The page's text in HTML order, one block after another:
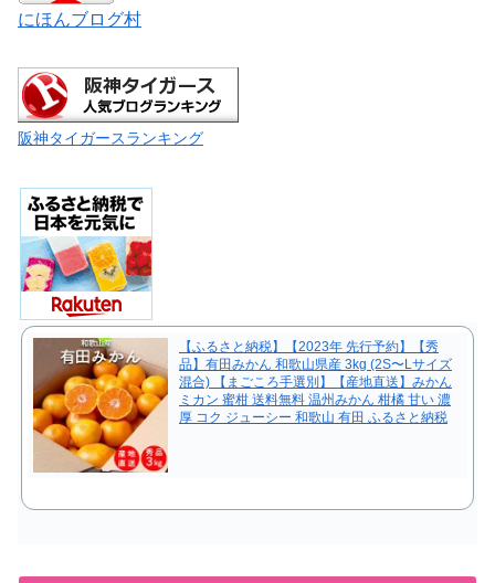
にほんブログ村
阪神タイガースランキング
【ふるさと納税】【2023年 先行予約】【秀
品】有田みかん 和歌山県産 3kg (2S〜Lサイズ
混合) 【まごころ手選別】【産地直送】みかん
ミカン 蜜柑 送料無料 温州みかん 柑橘 甘い 濃
厚 コク ジューシー 和歌山 有田 ふるさと納税